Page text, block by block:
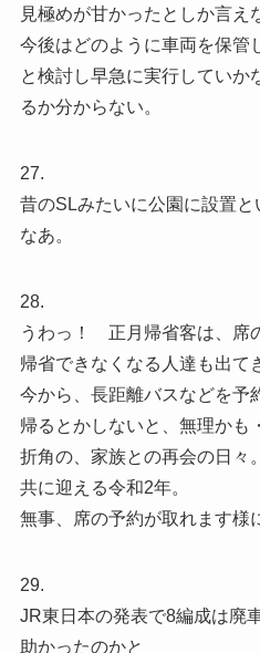
見極めが甘かったとしか言え
今後はどのように車両を保管
と検討し早急に実行していか
るか分からない。
27.
昔のSLみたいに公園に設置と
なあ。
28.
うわっ！ 正月帰省客は、席
帰省できなくなる人達も出て
今から、長距離バスなどを予
帰るとかしないと、無理かも
折角の、家族との再会の日々。
共に迎える令和2年。
無事、席の予約が取れます様
29.
JR東日本の発表で8編成は廃
助かったのかと